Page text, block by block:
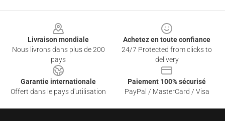
Livraison mondiale
Nous livrons dans plus de 200
pays
Achetez en toute confiance
24/7 Protected from clicks to
delivery
Garantie internationale
Offert dans le pays d'utilisation
Paiement 100% sécurisé
PayPal / MasterCard / Visa